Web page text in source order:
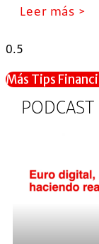
Leer más >
Más Tips
PODCAST